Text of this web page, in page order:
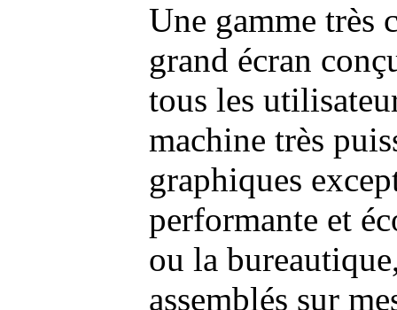
Une gamme très
grand écran
tous les
machine très
graphiques
performante et
ou la
assemblés sur